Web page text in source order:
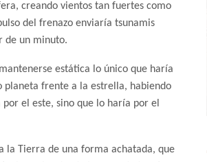
creando vientos tan fuertes como
del frenazo enviaría tsunamis
de un minuto.
estática lo único que haría
planeta frente a la estrella, habiendo
por el este, sino que lo haría por el
la Tierra de una forma achatada, que